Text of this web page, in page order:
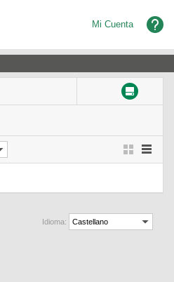
Mi Cuenta
Idioma: Castellano